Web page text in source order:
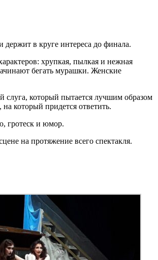
держит в круге интереса до финала.
хрупкая, пылкая и нежная
бегать мурашки. Женские
слуга, который пытается лучшим образом
который придется ответить.
гротеск и юмор.
на протяжение всего спектакля.